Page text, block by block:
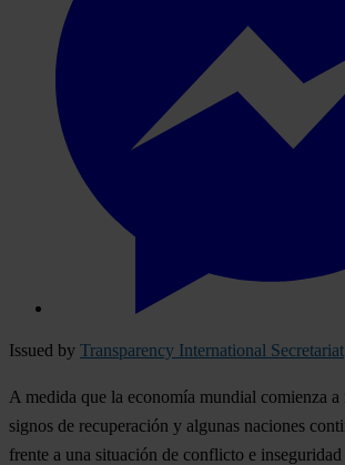
Issued by Transparency International Secretariat
A medida que la economía mundial comienza
signos de recuperación y algunas naciones
frente a una situación de conflicto e inseguridad